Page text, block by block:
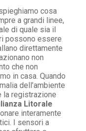
cosa
a grandi linee,
di quale sia il
possono essere
direttamente
non
che non
in casa. Quando
dell’ambiente
la registrazione
Litorale
interamente
I sensori a